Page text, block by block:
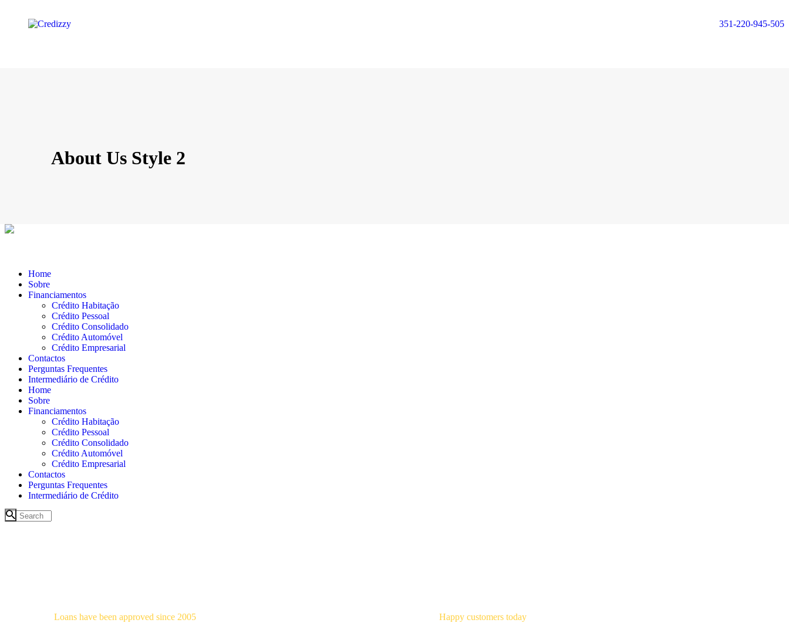
351-220-945-505
About Us Style 2
Home
Sobre
Financiamentos
Crédito Habitação
Crédito Pessoal
Crédito Consolidado
Crédito Automóvel
Crédito Empresarial
Contactos
Perguntas Frequentes
Intermediário de Crédito
Home
Sobre
Financiamentos
Crédito Habitação
Crédito Pessoal
Crédito Consolidado
Crédito Automóvel
Crédito Empresarial
Contactos
Perguntas Frequentes
Intermediário de Crédito
Loans have been approved since 2005 Happy customers today